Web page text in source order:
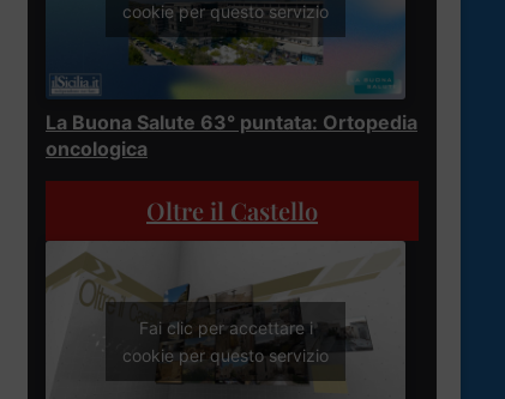
cookie per questo servizio
La Buona Salute 63° puntata: Ortopedia
oncologica
Oltre il Castello
Fai clic per accettare i
cookie per questo servizio